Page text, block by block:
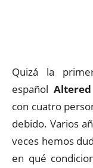
Quizá la
español
con cuatro
debido. Varios
veces hemos
en qué